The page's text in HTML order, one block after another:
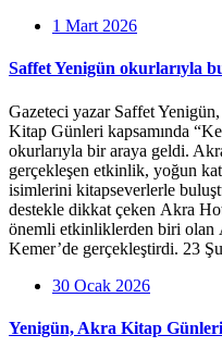
1 Mart 2026
Saffet Yenigün okurlarıyla
Gazeteci yazar Saffet
Kitap Günleri kapsamında
okurlarıyla bir araya geldi.
gerçekleşen etkinlik, yoğun
isimlerini kitapseverlerle
destekle dikkat çeken Akra
önemli etkinliklerden biri
Kemer’de gerçekleştirdi. 23
30 Ocak 2026
Yenigün, Akra Kitap